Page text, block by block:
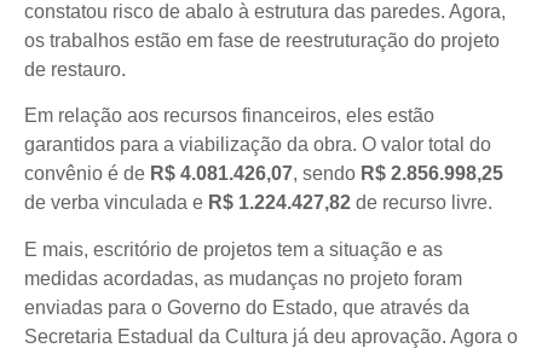
constatou risco de abalo à estrutura das paredes. Agora,
os trabalhos estão em fase de reestruturação do projeto
de restauro.
Em relação aos recursos financeiros, eles estão
garantidos para a viabilização da obra. O valor total do
convênio é de R$ 4.081.426,07, sendo R$ 2.856.998,25
de verba vinculada e R$ 1.224.427,82 de recurso livre.
E mais, escritório de projetos tem a situação e as
medidas acordadas, as mudanças no projeto foram
enviadas para o Governo do Estado, que através da
Secretaria Estadual da Cultura já deu aprovação. Agora o